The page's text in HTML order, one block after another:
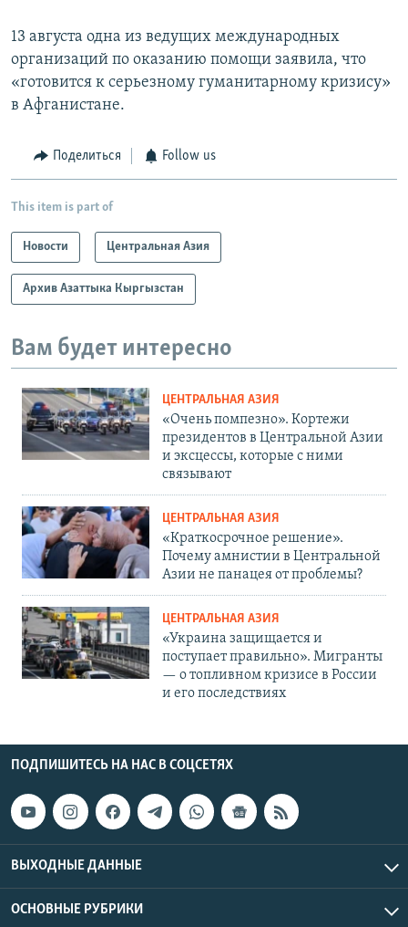
13 августа одна из ведущих международных
организаций по оказанию помощи заявила, что
«готовится к серьезному гуманитарному кризису»
в Афганистане.
Поделиться Follow us
This item is part of
Новости Центральная Азия
Архив Азаттыка Кыргызстан
Вам будет интересно
ЦЕНТРАЛЬНАЯ АЗИЯ
«Очень помпезно». Кортежи
президентов в Центральной Азии
и эксцессы, которые с ними
связывают
ЦЕНТРАЛЬНАЯ АЗИЯ
«Краткосрочное решение».
Почему амнистии в Центральной
Азии не панацея от проблемы?
ЦЕНТРАЛЬНАЯ АЗИЯ
«Украина защищается и
поступает правильно». Мигранты
— о топливном кризисе в России
и его последствиях
ПОДПИШИТЕСЬ НА НАС В СОЦСЕТЯХ
ВЫХОДНЫЕ ДАННЫЕ
ОСНОВНЫЕ РУБРИКИ